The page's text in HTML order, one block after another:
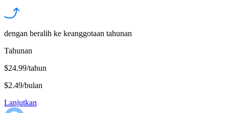
dengan beralih ke keanggotaan tahunan
Tahunan
$24.99/tahun
$2.49/bulan
Lanjutkan